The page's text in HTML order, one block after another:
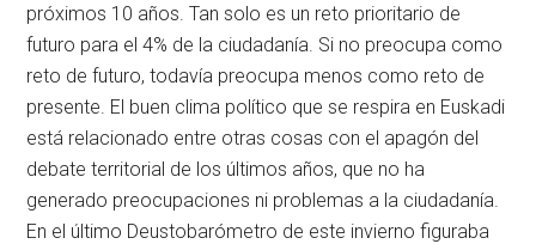
próximos 10 años. Tan solo es un reto prioritario de
futuro para el 4% de la ciudadanía. Si no preocupa como
reto de futuro, todavía preocupa menos como reto de
presente. El buen clima político que se respira en Euskadi
está relacionado entre otras cosas con el apagón del
debate territorial de los últimos años, que no ha
generado preocupaciones ni problemas a la ciudadanía.
En el último Deustobarómetro de este invierno figuraba